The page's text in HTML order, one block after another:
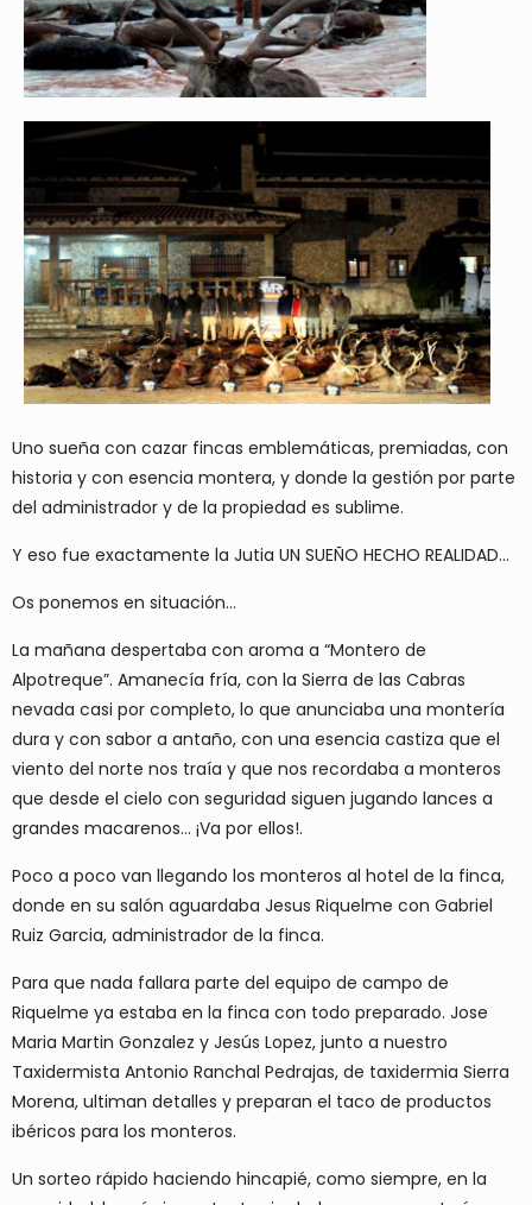
Uno sueña con cazar fincas emblemáticas, premiadas, con
historia y con esencia montera, y donde la gestión por parte
del administrador y de la propiedad es sublime.
Y eso fue exactamente la Jutia UN SUEÑO HECHO REALIDAD…
Os ponemos en situación…
La mañana despertaba con aroma a “Montero de
Alpotreque”. Amanecía fría, con la Sierra de las Cabras
nevada casi por completo, lo que anunciaba una montería
dura y con sabor a antaño, con una esencia castiza que el
viento del norte nos traía y que nos recordaba a monteros
que desde el cielo con seguridad siguen jugando lances a
grandes macarenos… ¡Va por ellos!.
Poco a poco van llegando los monteros al hotel de la finca,
donde en su salón aguardaba Jesus Riquelme con Gabriel
Ruiz Garcia, administrador de la finca.
Para que nada fallara parte del equipo de campo de
Riquelme ya estaba en la finca con todo preparado. Jose
Maria Martin Gonzalez y Jesús Lopez, junto a nuestro
Taxidermista Antonio Ranchal Pedrajas, de taxidermia Sierra
Morena, ultiman detalles y preparan el taco de productos
ibéricos para los monteros.
Un sorteo rápido haciendo hincapié, como siempre, en la